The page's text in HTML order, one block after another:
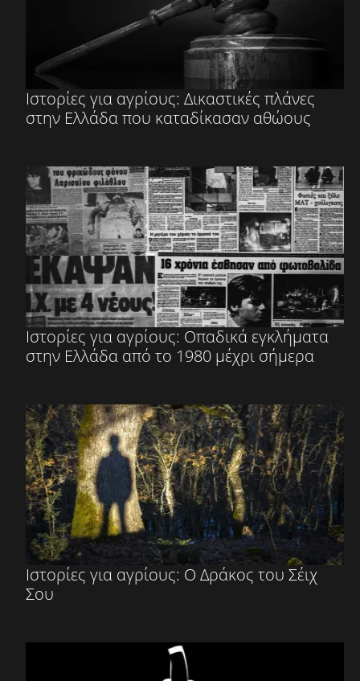
Ιστορίες για αγρίους: Δικαστικές πλάνες
στην Ελλάδα που καταδίκασαν αθώους
Ιστορίες για αγρίους: Οπαδικά εγκλήματα
στην Ελλάδα από το 1980 μέχρι σήμερα
Ιστορίες για αγρίους: Ο Δράκος του Σέιχ
Σου